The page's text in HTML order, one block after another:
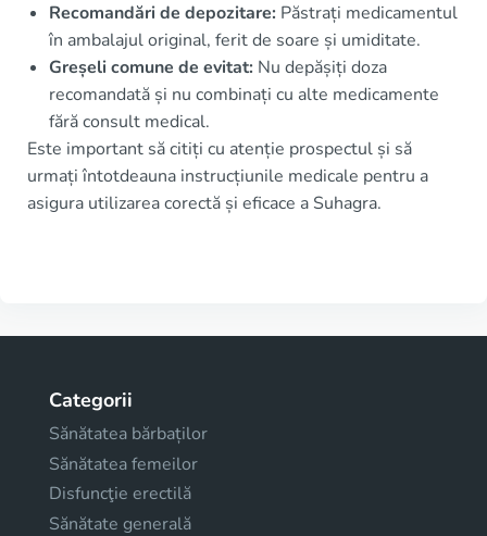
Recomandări de depozitare: Păstrați medicamentul
în ambalajul original, ferit de soare și umiditate.
Greșeli comune de evitat: Nu depășiți doza
recomandată și nu combinați cu alte medicamente
fără consult medical.
Este important să citiți cu atenție prospectul și să
urmați întotdeauna instrucțiunile medicale pentru a
asigura utilizarea corectă și eficace a Suhagra.
Categorii
Sănătatea bărbaților
Sănătatea femeilor
Disfuncţie erectilă
Sănătate generală